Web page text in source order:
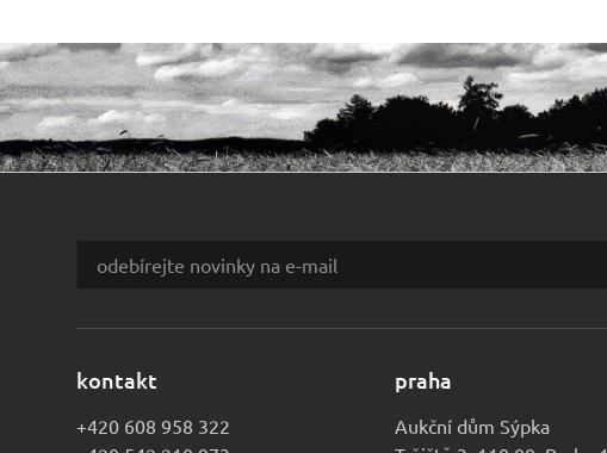
kontakt
+420 608 958 322
praha
Aukční dům Sýpka